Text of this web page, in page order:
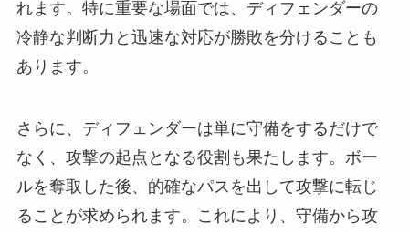
れます。特に重要な場面では、ディフェンダーの
冷静な判断力と迅速な対応が勝敗を分けることも
あります。
さらに、ディフェンダーは単に守備をするだけで
なく、攻撃の起点となる役割も果たします。ボー
ルを奪取した後、的確なパスを出して攻撃に転じ
ることが求められます。これにより、守備から攻